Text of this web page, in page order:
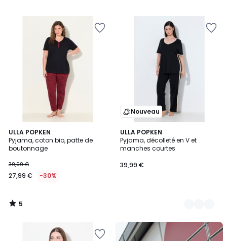
ULLA POPKEN
Pyjama, coton bio, patte de
boutonnage
39,99 €
27,99 € -30%
5
/
5
5
/
Nouveau
ULLA POPKEN
Pyjama, décolleté en V et
manches courtes
39,99 €
3
Couleurs
Nouveau